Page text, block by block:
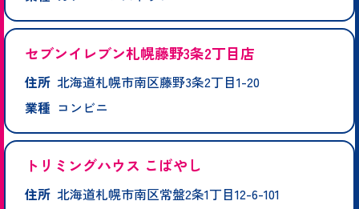
セブンイレブン札幌藤野3条2丁目店
住所 北海道札幌市南区藤野3条2丁目1-20
業種 コンビニ
トリミングハウス こばやし
住所 北海道札幌市南区常盤2条1丁目12-6-101